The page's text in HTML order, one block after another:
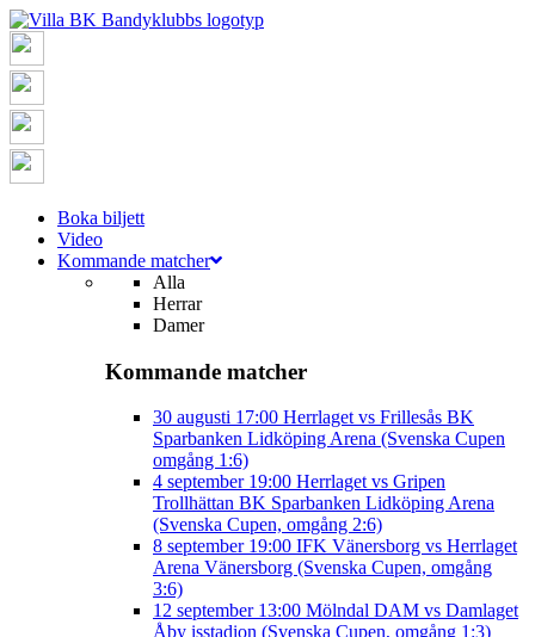
Boka biljett
Video
Kommande matcher
Alla
Herrar
Damer
Kommande matcher
30 augusti 17:00 Herrlaget vs Frillesås BK
Sparbanken Lidköping Arena (Svenska Cupen
omgång 1:6)
4 september 19:00 Herrlaget vs Gripen
Trollhättan BK Sparbanken Lidköping Arena
(Svenska Cupen, omgång 2:6)
8 september 19:00 IFK Vänersborg vs Herrlaget
Arena Vänersborg (Svenska Cupen, omgång
3:6)
12 september 13:00 Mölndal DAM vs Damlaget
Åby isstadion (Svenska Cupen, omgång 1:3)